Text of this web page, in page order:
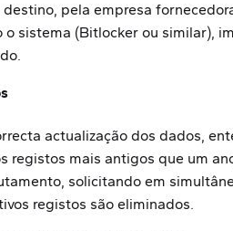
pela empresa
sistema (Bitlocker ou similar),
actualização dos dados,
registos mais antigos que um
solicitando em
registos são eliminados.